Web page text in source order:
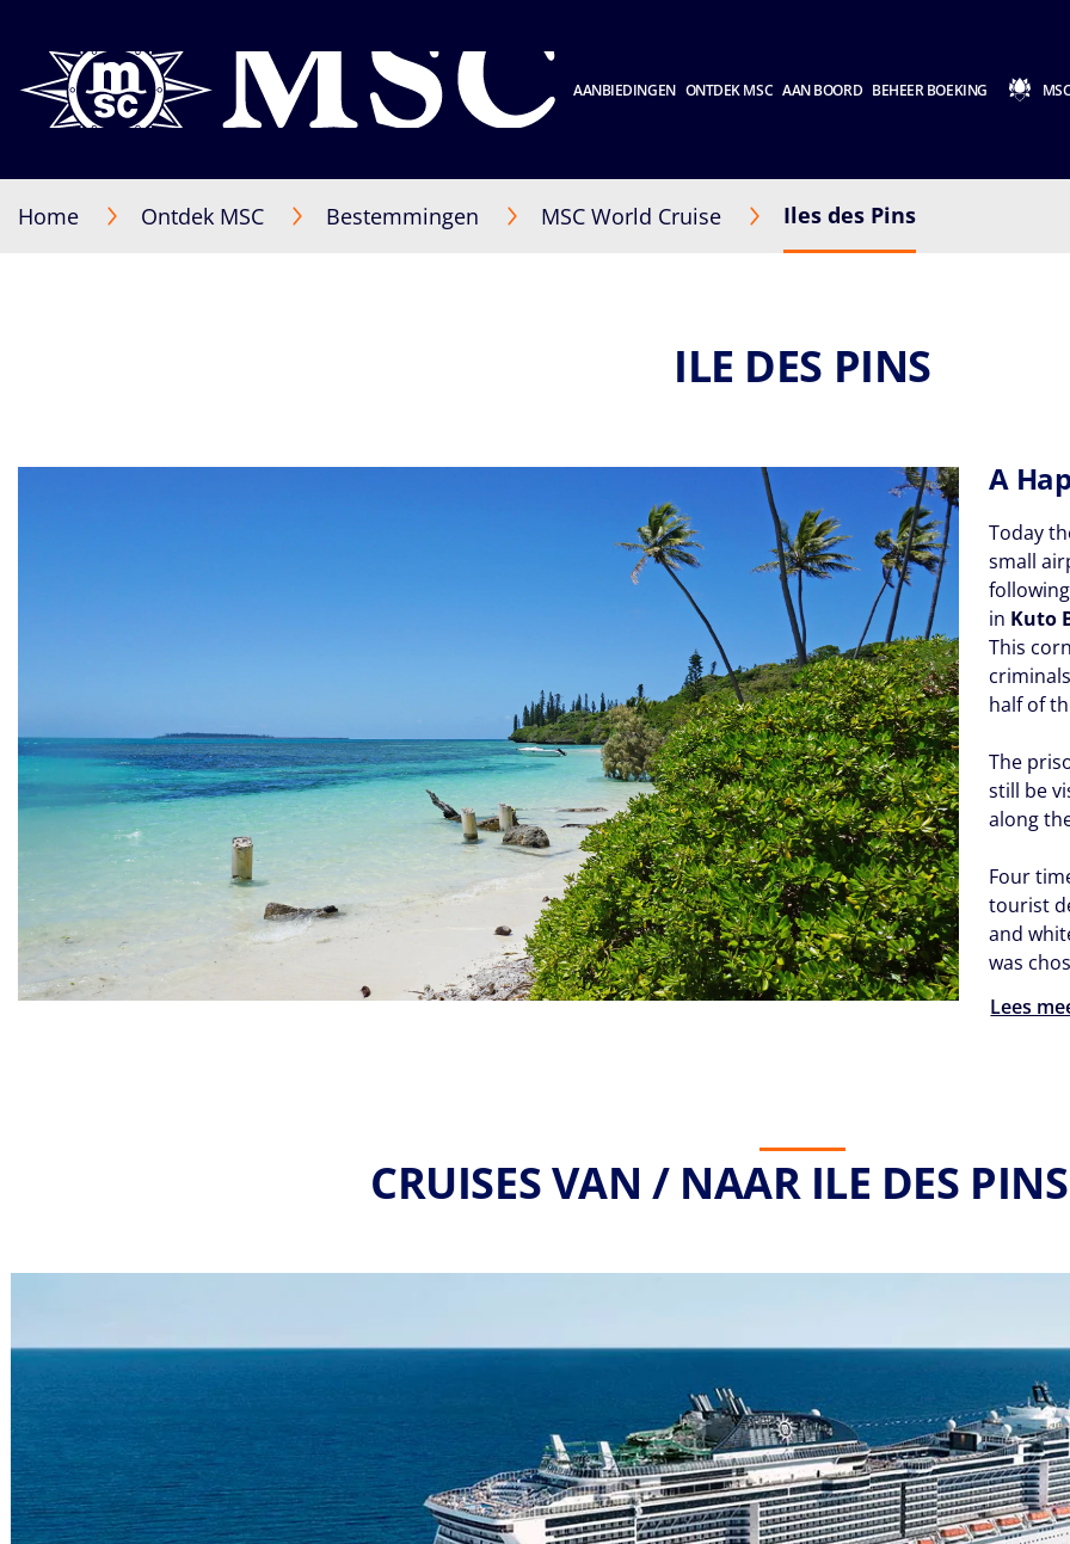
AANBIEDINGEN ONTDEK MSC AAN BOORD BEHEER BOEKING
Home Ontdek MSC Bestemmingen MSC World Cruise Iles des Pins
ILE DES PINS
A
Today
small
in Kuto
This
half of
The
still be
along
Four
tourist
and
was
Lees
CRUISES VAN / NAAR ILE DES